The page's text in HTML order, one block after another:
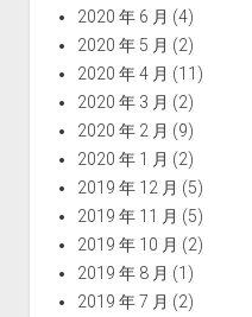
2020 年 6 月 (4)
2020 年 5 月 (2)
2020 年 4 月 (11)
2020 年 3 月 (2)
2020 年 2 月 (9)
2020 年 1 月 (2)
2019 年 12 月 (5)
2019 年 11 月 (5)
2019 年 10 月 (2)
2019 年 8 月 (1)
2019 年 7 月 (2)